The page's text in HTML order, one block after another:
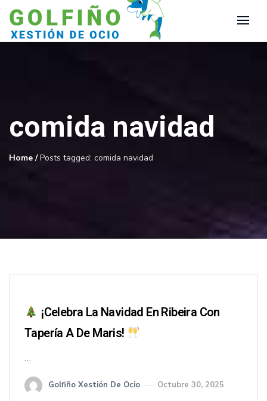
comida navidad
Home /Posts tagged: comida navidad
¡Celebra La Navidad En Ribeira Con
Tapería A De Maris!
…
Golfiño Xestión De Ocio Octubre 30, 2025